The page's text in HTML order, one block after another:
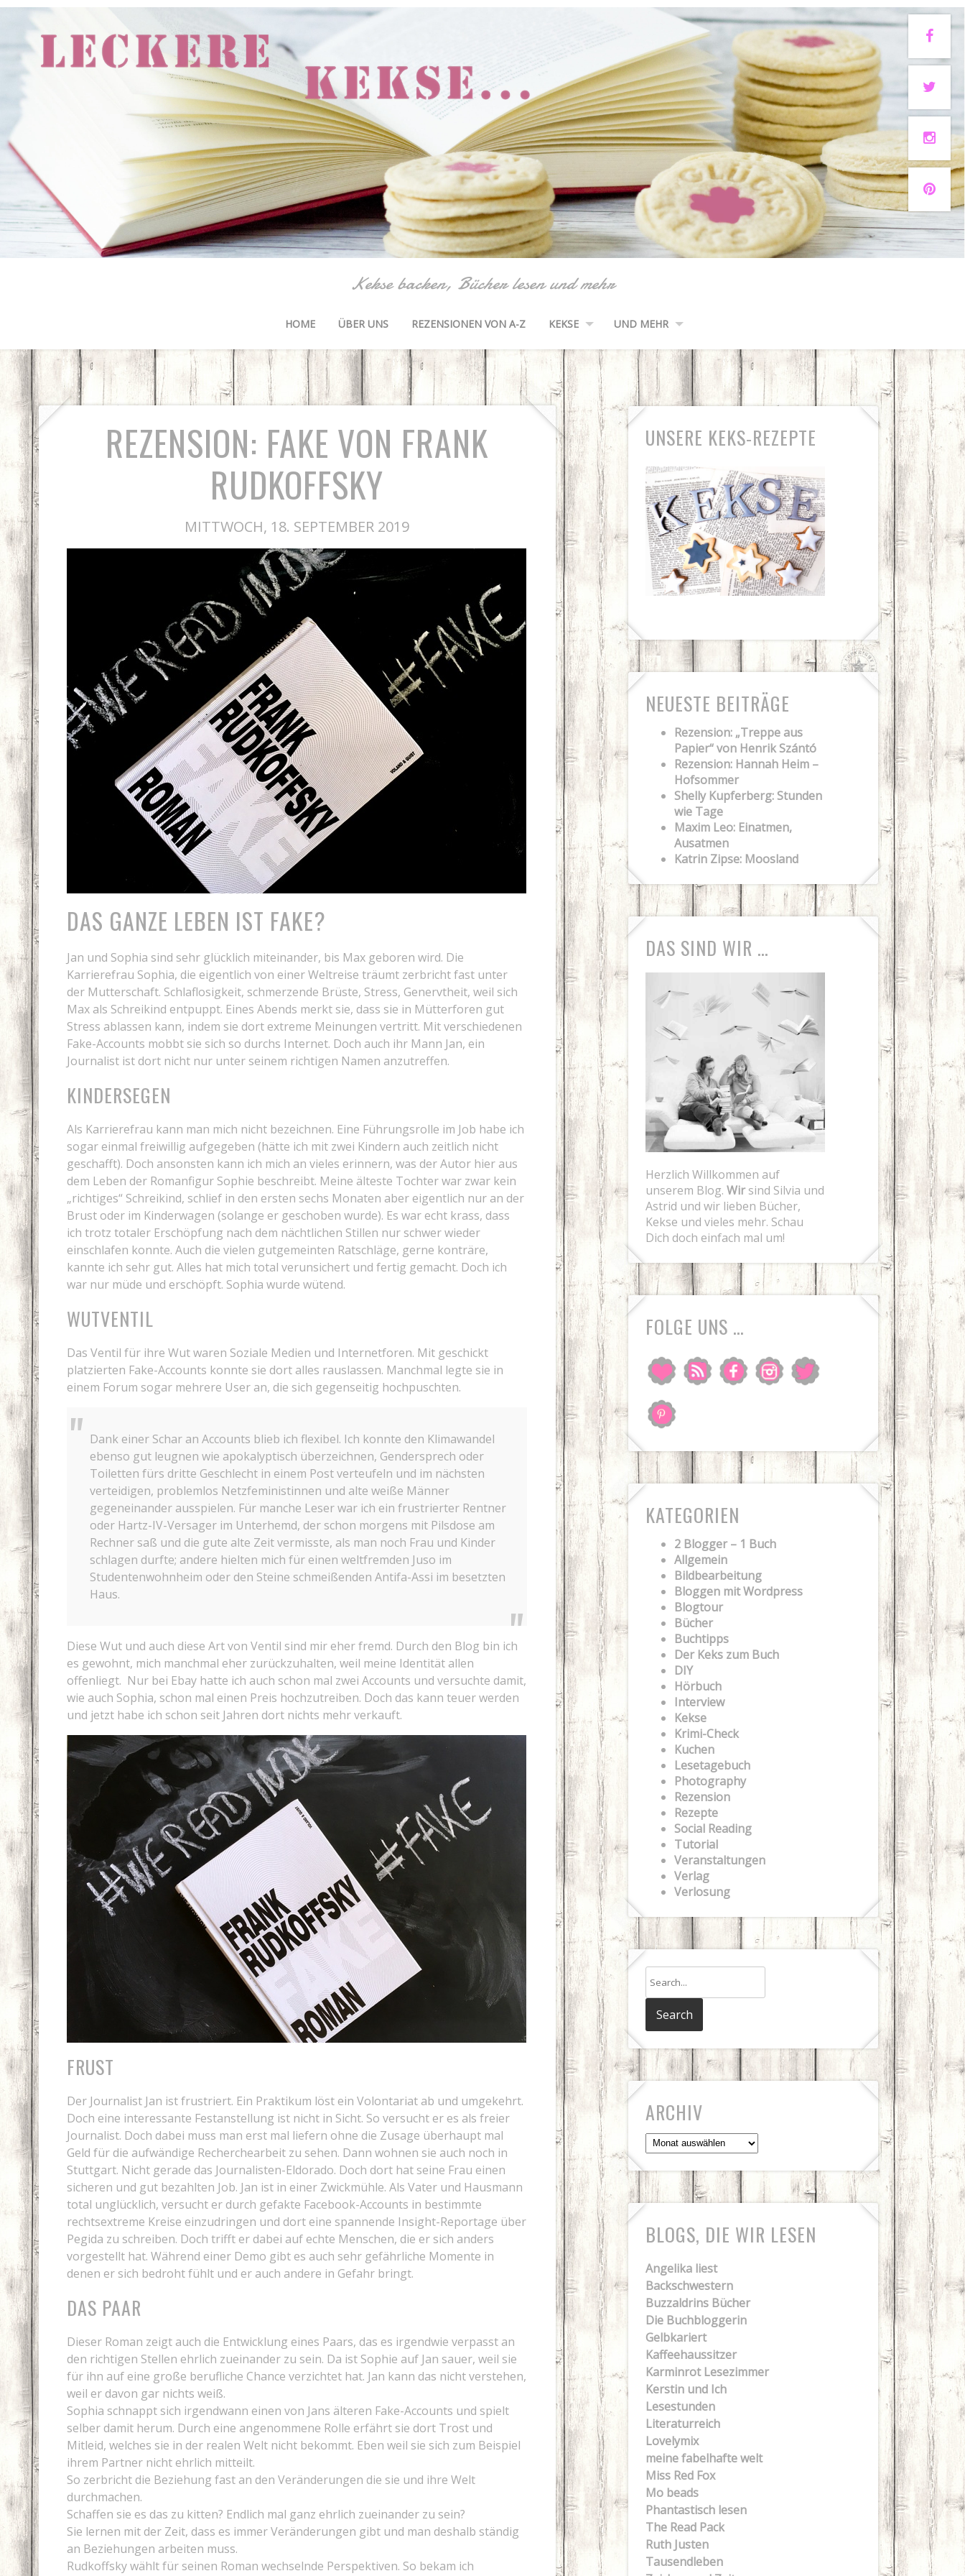
Kekse backen, Bücher lesen und mehr
HOME ÜBER UNS REZENSIONEN VON A-Z KEKSE UND MEHR
REZENSION: FAKE VON FRANK
RUDKOFFSKY
MITTWOCH, 18. SEPTEMBER 2019
DAS GANZE LEBEN IST FAKE?
Jan und Sophia sind sehr glücklich miteinander, bis Max geboren wird. Die
Karrierefrau Sophia, die eigentlich von einer Weltreise träumt zerbricht fast unter
der Mutterschaft. Schlaflosigkeit, schmerzende Brüste, Stress, Genervtheit, weil sich
Max als Schreikind entpuppt. Eines Abends merkt sie, dass sie in Mütterforen gut
Stress ablassen kann, indem sie dort extreme Meinungen vertritt. Mit verschiedenen
Fake-Accounts mobbt sie sich so durchs Internet. Doch auch ihr Mann Jan, ein
Journalist ist dort nicht nur unter seinem richtigen Namen anzutreffen.
KINDERSEGEN
Als Karrierefrau kann man mich nicht bezeichnen. Eine Führungsrolle im Job habe ich
sogar einmal freiwillig aufgegeben (hätte ich mit zwei Kindern auch zeitlich nicht
geschafft). Doch ansonsten kann ich mich an vieles erinnern, was der Autor hier aus
dem Leben der Romanfigur Sophie beschreibt. Meine älteste Tochter war zwar kein
„richtiges“ Schreikind, schlief in den ersten sechs Monaten aber eigentlich nur an der
Brust oder im Kinderwagen (solange er geschoben wurde). Es war echt krass, dass
ich trotz totaler Erschöpfung nach dem nächtlichen Stillen nur schwer wieder
einschlafen konnte. Auch die vielen gutgemeinten Ratschläge, gerne konträre,
kannte ich sehr gut. Alles hat mich total verunsichert und fertig gemacht. Doch ich
war nur müde und erschöpft. Sophia wurde wütend.
WUTVENTIL
Das Ventil für ihre Wut waren Soziale Medien und Internetforen. Mit geschickt
platzierten Fake-Accounts konnte sie dort alles rauslassen. Manchmal legte sie in
einem Forum sogar mehrere User an, die sich gegenseitig hochpuschten.
Dank einer Schar an Accounts blieb ich flexibel. Ich konnte den Klimawandel
ebenso gut leugnen wie apokalyptisch überzeichnen, Gendersprech oder
Toiletten fürs dritte Geschlecht in einem Post verteufeln und im nächsten
verteidigen, problemlos Netzfeministinnen und alte weiße Männer
gegeneinander ausspielen. Für manche Leser war ich ein frustrierter Rentner
oder Hartz-IV-Versager im Unterhemd, der schon morgens mit Pilsdose am
Rechner saß und die gute alte Zeit vermisste, als man noch Frau und Kinder
schlagen durfte; andere hielten mich für einen weltfremden Juso im
Studentenwohnheim oder den Steine schmeißenden Antifa-Assi im besetzten
Haus.
Diese Wut und auch diese Art von Ventil sind mir eher fremd. Durch den Blog bin ich
es gewohnt, mich manchmal eher zurückzuhalten, weil meine Identität allen
offenliegt. Nur bei Ebay hatte ich auch schon mal zwei Accounts und versuchte damit,
wie auch Sophia, schon mal einen Preis hochzutreiben. Doch das kann teuer werden
und jetzt habe ich schon seit Jahren dort nichts mehr verkauft.
FRUST
Der Journalist Jan ist frustriert. Ein Praktikum löst ein Volontariat ab und umgekehrt.
Doch eine interessante Festanstellung ist nicht in Sicht. So versucht er es als freier
Journalist. Doch dabei muss man erst mal liefern ohne die Zusage überhaupt mal
Geld für die aufwändige Recherchearbeit zu sehen. Dann wohnen sie auch noch in
Stuttgart. Nicht gerade das Journalisten-Eldorado. Doch dort hat seine Frau einen
sicheren und gut bezahlten Job. Jan ist in einer Zwickmühle. Als Vater und Hausmann
total unglücklich, versucht er durch gefakte Facebook-Accounts in bestimmte
rechtsextreme Kreise einzudringen und dort eine spannende Insight-Reportage über
Pegida zu schreiben. Doch trifft er dabei auf echte Menschen, die er sich anders
vorgestellt hat. Während einer Demo gibt es auch sehr gefährliche Momente in
denen er sich bedroht fühlt und er auch andere in Gefahr bringt.
DAS PAAR
Dieser Roman zeigt auch die Entwicklung eines Paars, das es irgendwie verpasst an
den richtigen Stellen ehrlich zueinander zu sein. Da ist Sophie auf Jan sauer, weil sie
für ihn auf eine große berufliche Chance verzichtet hat. Jan kann das nicht verstehen,
weil er davon gar nichts weiß.
Sophia schnappt sich irgendwann einen von Jans älteren Fake-Accounts und spielt
selber damit herum. Durch eine angenommene Rolle erfährt sie dort Trost und
Mitleid, welches sie in der realen Welt nicht bekommt. Eben weil sie sich zum Beispiel
ihrem Partner nicht ehrlich mitteilt.
So zerbricht die Beziehung fast an den Veränderungen die sie und ihre Welt
durchmachen.
Schaffen sie es das zu kitten? Endlich mal ganz ehrlich zueinander zu sein?
Sie lernen mit der Zeit, dass es immer Veränderungen gibt und man deshalb ständig
an Beziehungen arbeiten muss.
Rudkoffsky wählt für seinen Roman wechselnde Perspektiven. So bekam ich
UNSERE KEKS-REZEPTE
NEUESTE BEITRÄGE
Rezension: „Treppe aus
Papier“ von Henrik Szántó
Rezension: Hannah Heim –
Hofsommer
Shelly Kupferberg: Stunden
wie Tage
Maxim Leo: Einatmen,
Ausatmen
Katrin Zipse: Moosland
DAS SIND WIR …
Herzlich Willkommen auf
unserem Blog.Wir sind Silvia und
Astrid und wir lieben Bücher,
Kekse und vieles mehr. Schau
Dich doch einfach mal um!
FOLGE UNS …
KATEGORIEN
2 Blogger – 1 Buch
Allgemein
Bildbearbeitung
Bloggen mit Wordpress
Blogtour
Bücher
Buchtipps
Der Keks zum Buch
DIY
Hörbuch
Interview
Kekse
Krimi-Check
Kuchen
Lesetagebuch
Photography
Rezension
Rezepte
Social Reading
Tutorial
Veranstaltungen
Verlag
Verlosung
ARCHIV
Archiv
BLOGS, DIE WIR LESEN
Angelika liest
Backschwestern
Buzzaldrins Bücher
Die Buchbloggerin
Gelbkariert
Kaffeehaussitzer
Karminrot Lesezimmer
Kerstin und Ich
Lesestunden
Literaturreich
Lovelymix
meine fabelhafte welt
Miss Red Fox
Mo beads
Phantastisch lesen
The Read Pack
Ruth Justen
Tausendleben